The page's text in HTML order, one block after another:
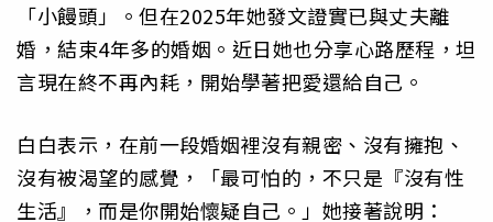
「小饅頭」。但在2025年她發文證實已與丈夫離
婚，結束4年多的婚姻。近日她也分享心路歷程，坦
言現在終不再內耗，開始學著把愛還給自己。
白白表示，在前一段婚姻裡沒有親密、沒有擁抱、
沒有被渴望的感覺，「最可怕的，不只是『沒有性
生活』，而是你開始懷疑自己。」她接著說明：